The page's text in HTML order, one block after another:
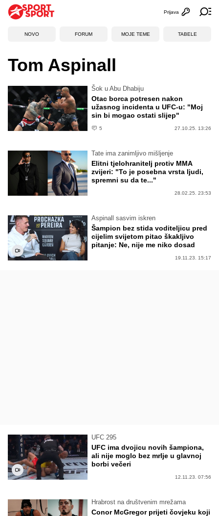
Otvori
Prijava
NOVO FORUM MOJE TEME TABELE
Tom Aspinall
Šok u Abu Dhabiju
Otac borca potresen nakon
užasnog incidenta u UFC-u: "Moj
sin bi mogao ostati slijep"
5 27.10.25. 13:26
Tate ima zanimljivo mišljenje
Elitni tjelohranitelj protiv MMA
zvijeri: "To je posebna vrsta ljudi,
spremni su da te..."
28.02.25. 23:53
Aspinall sasvim iskren
Šampion bez stida voditeljicu pred
cijelim svijetom pitao škakljivo
pitanje: Ne, nije me niko dosad
19.11.23. 15:17
UFC 295
UFC ima dvojicu novih šampiona,
ali nije moglo bez mrlje u glavnoj
borbi večeri
12.11.23. 07:56
Hrabrost na društvenim mrežama
Conor McGregor prijeti čovjeku koji